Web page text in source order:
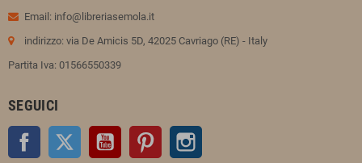
Email: info@libreriasemola.it
indirizzo: via De Amicis 5D, 42025 Cavriago (RE) - Italy
Partita Iva: 01566550339
SEGUICI
Facebook Twitter YouTube Pinterest